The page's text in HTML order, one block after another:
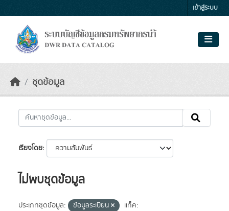
เข้าสู่ระบบ
ชุดข้อมูล
เรียงโดย
ไม่พบชุดข้อมูล
ประเภทชุดข้อมูล: ข้อมูลระเบียน
แท็ค: